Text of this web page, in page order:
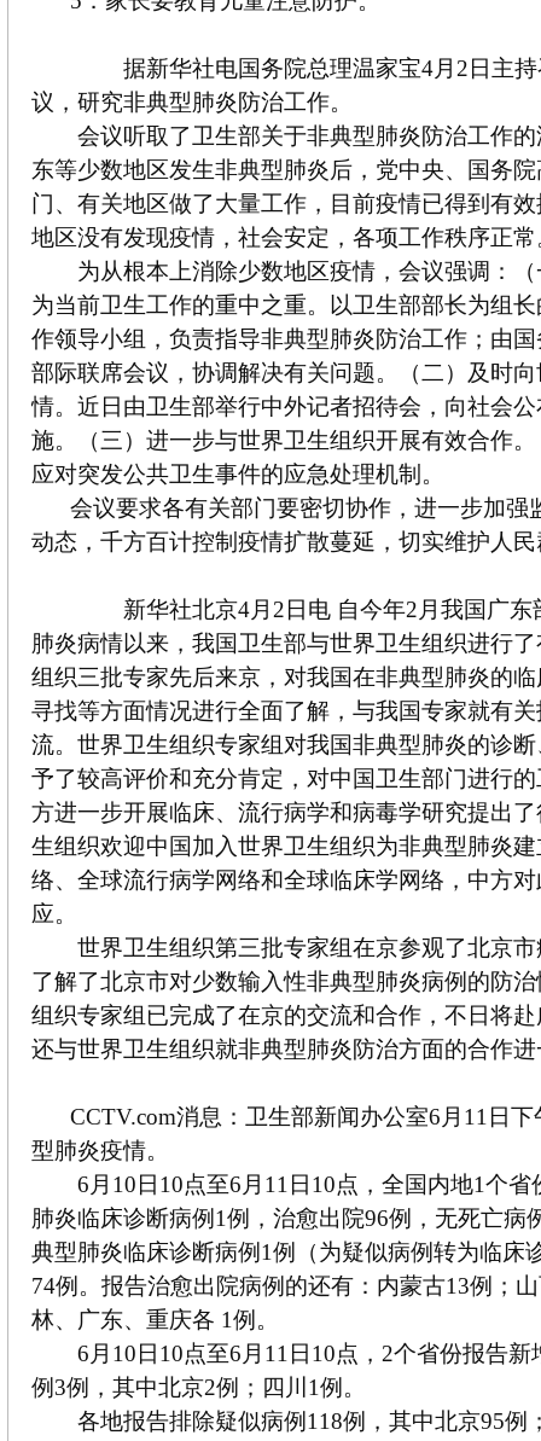
据新华社电国务院总理温家宝4月2日主持
议，研究非典型肺炎防治工作。
会议听取了卫生部关于非典型肺炎防治工作的
东等少数地区发生非典型肺炎后，党中央、国务
门、有关地区做了大量工作，目前疫情已得到有
地区没有发现疫情，社会安定，各项工作秩序正常
为从根本上消除少数地区疫情，会议强调：（
为当前卫生工作的重中之重。以卫生部部长为组
作领导小组，负责指导非典型肺炎防治工作；由
部际联席会议，协调解决有关问题。（二）及时
情。近日由卫生部举行中外记者招待会，向社会
施。（三）进一步与世界卫生组织开展有效合作
应对突发公共卫生事件的应急处理机制。
会议要求各有关部门要密切协作，进一步加强
动态，千方百计控制疫情扩散蔓延，切实维护人
新华社北京4月2日电 自今年2月我国广东
肺炎病情以来，我国卫生部与世界卫生组织进行
组织三批专家先后来京，对我国在非典型肺炎的
寻找等方面情况进行全面了解，与我国专家就有
流。世界卫生组织专家组对我国非典型肺炎的诊
予了较高评价和充分肯定，对中国卫生部门进行
方进一步开展临床、流行病学和病毒学研究提出
生组织欢迎中国加入世界卫生组织为非典型肺炎
络、全球流行病学网络和全球临床学网络，中方
应。
世界卫生组织第三批专家组在京参观了北京市
了解了北京市对少数输入性非典型肺炎病例的防
组织专家组已完成了在京的交流和合作，不日将
还与世界卫生组织就非典型肺炎防治方面的合作
CCTV.com消息：卫生部新闻办公室6月11日
型肺炎疫情。
6月10日10点至6月11日10点，全国内地1个省
肺炎临床诊断病例1例，治愈出院96例，无死亡病
典型肺炎临床诊断病例1例（为疑似病例转为临床
74例。报告治愈出院病例的还有：内蒙古13例；
林、广东、重庆各 1例。
6月10日10点至6月11日10点，2个省份报告新
例3例，其中北京2例；四川1例。
各地报告排除疑似病例118例，其中北京95例